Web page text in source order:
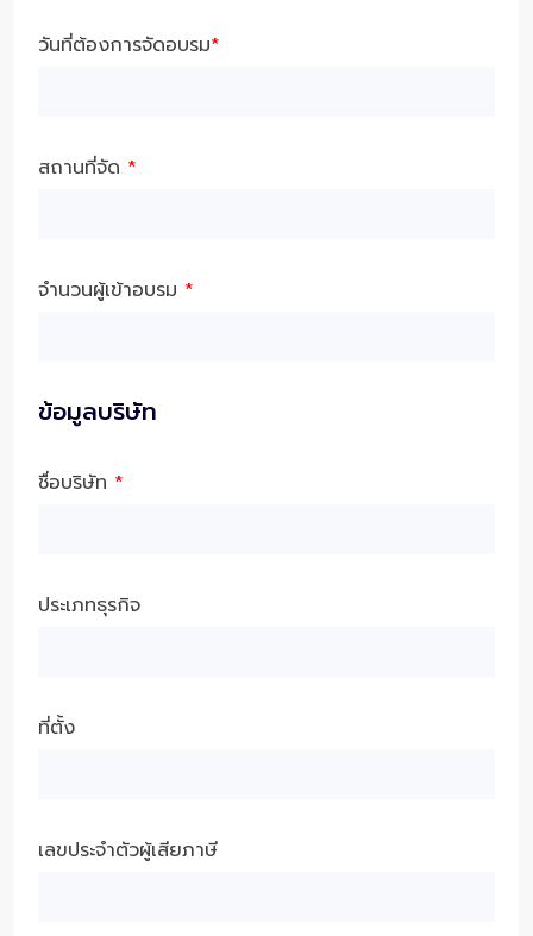
วันที่ต้องการจัดอบรม*
สถานที่จัด *
จำนวนผู้เข้าอบรม *
ข้อมูลบริษัท
ชื่อบริษัท *
ประเภทธุรกิจ
ที่ตั้ง
เลขประจำตัวผู้เสียภาษี